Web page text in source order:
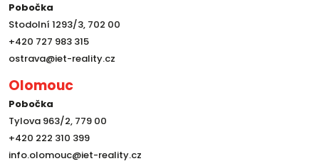
Pobočka
Stodolní 1293/3, 702 00
+420 727 983 315
ostrava@iet-reality.cz
Olomouc
Pobočka
Tylova 963/2, 779 00
+420 222 310 399
info.olomouc@iet-reality.cz